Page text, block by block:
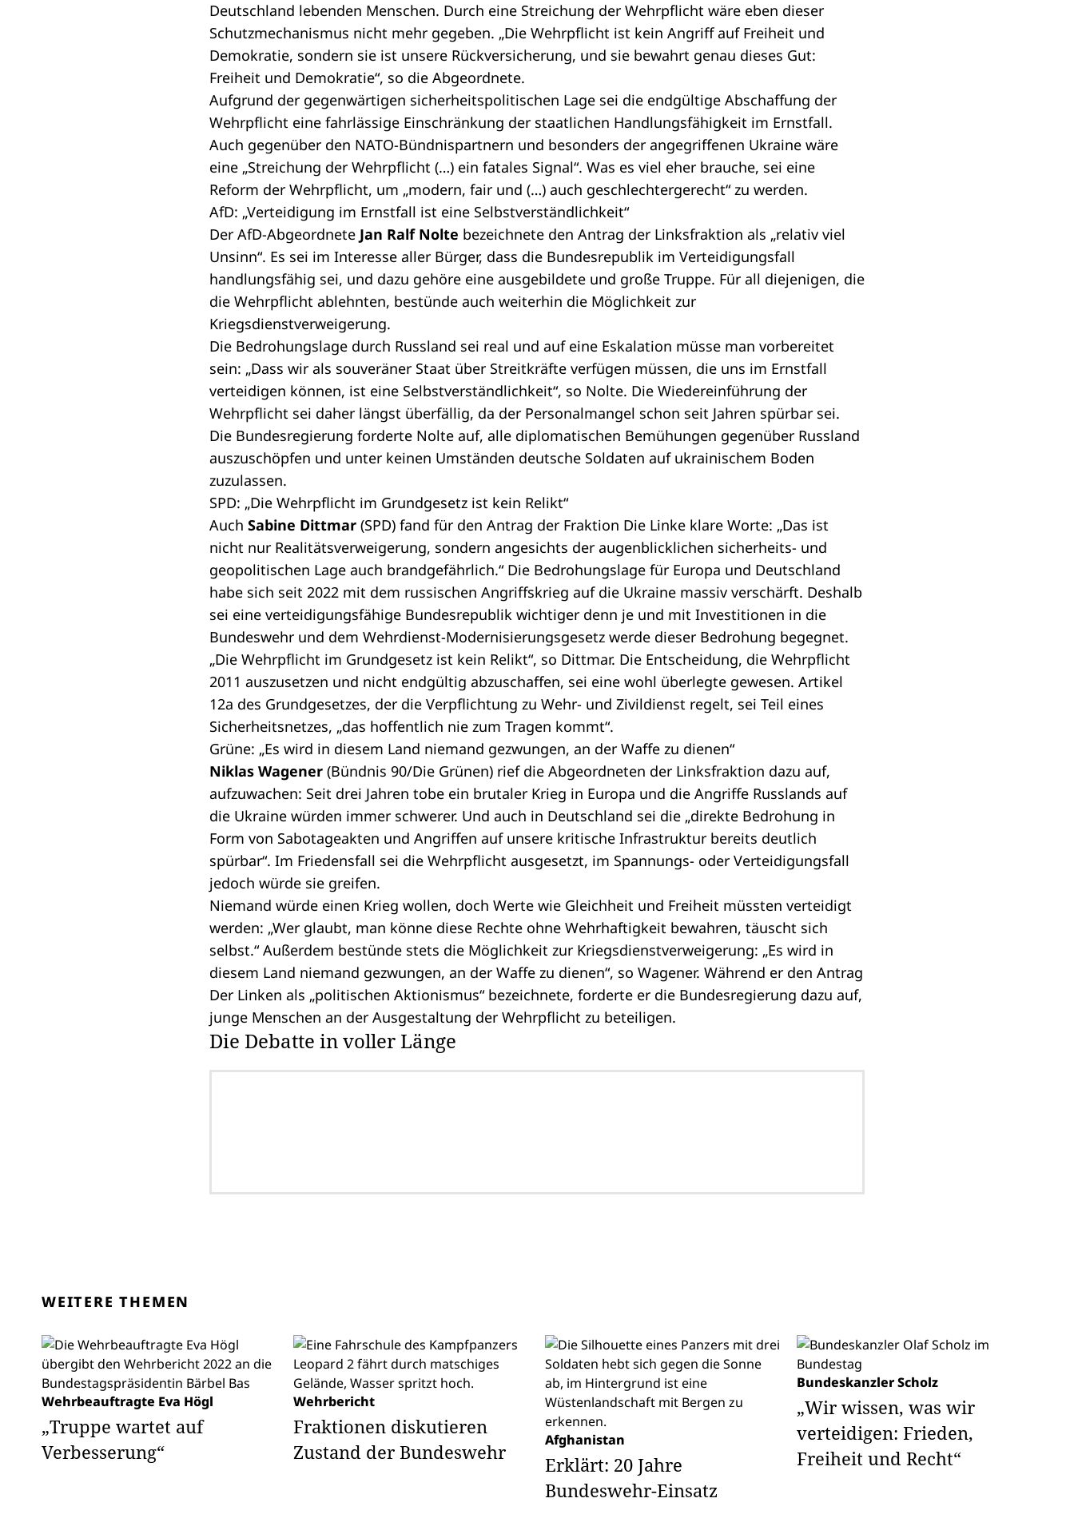
Deutschland lebenden Menschen. Durch eine Streichung der Wehrpflicht wäre eben dieser
Schutzmechanismus nicht mehr gegeben. „Die Wehrpflicht ist kein Angriff auf Freiheit und
Demokratie, sondern sie ist unsere Rückversicherung, und sie bewahrt genau dieses Gut:
Freiheit und Demokratie“, so die Abgeordnete.
Aufgrund der gegenwärtigen sicherheitspolitischen Lage sei die endgültige Abschaffung der
Wehrpflicht eine fahrlässige Einschränkung der staatlichen Handlungsfähigkeit im Ernstfall.
Auch gegenüber den NATO-Bündnispartnern und besonders der angegriffenen Ukraine wäre
eine „Streichung der Wehrpflicht (…) ein fatales Signal“. Was es viel eher brauche, sei eine
Reform der Wehrpflicht, um „modern, fair und (…) auch geschlechtergerecht“ zu werden.
AfD: „Verteidigung im Ernstfall ist eine Selbstverständlichkeit“
Der AfD-Abgeordnete Jan Ralf Nolte bezeichnete den Antrag der Linksfraktion als „relativ viel
Unsinn“. Es sei im Interesse aller Bürger, dass die Bundesrepublik im Verteidigungsfall
handlungsfähig sei, und dazu gehöre eine ausgebildete und große Truppe. Für all diejenigen, die
die Wehrpflicht ablehnten, bestünde auch weiterhin die Möglichkeit zur
Kriegsdienstverweigerung.
Die Bedrohungslage durch Russland sei real und auf eine Eskalation müsse man vorbereitet
sein: „Dass wir als souveräner Staat über Streitkräfte verfügen müssen, die uns im Ernstfall
verteidigen können, ist eine Selbstverständlichkeit“, so Nolte. Die Wiedereinführung der
Wehrpflicht sei daher längst überfällig, da der Personalmangel schon seit Jahren spürbar sei.
Die Bundesregierung forderte Nolte auf, alle diplomatischen Bemühungen gegenüber Russland
auszuschöpfen und unter keinen Umständen deutsche Soldaten auf ukrainischem Boden
zuzulassen.
SPD: „Die Wehrpflicht im Grundgesetz ist kein Relikt“
Auch Sabine Dittmar (SPD) fand für den Antrag der Fraktion Die Linke klare Worte: „Das ist
nicht nur Realitätsverweigerung, sondern angesichts der augenblicklichen sicherheits- und
geopolitischen Lage auch brandgefährlich.“ Die Bedrohungslage für Europa und Deutschland
habe sich seit 2022 mit dem russischen Angriffskrieg auf die Ukraine massiv verschärft. Deshalb
sei eine verteidigungsfähige Bundesrepublik wichtiger denn je und mit Investitionen in die
Bundeswehr und dem Wehrdienst-Modernisierungsgesetz werde dieser Bedrohung begegnet.
„Die Wehrpflicht im Grundgesetz ist kein Relikt“, so Dittmar. Die Entscheidung, die Wehrpflicht
2011 auszusetzen und nicht endgültig abzuschaffen, sei eine wohl überlegte gewesen. Artikel
12a des Grundgesetzes, der die Verpflichtung zu Wehr- und Zivildienst regelt, sei Teil eines
Sicherheitsnetzes, „das hoffentlich nie zum Tragen kommt“.
Grüne: „Es wird in diesem Land niemand gezwungen, an der Waffe zu dienen“
Niklas Wagener (Bündnis 90/Die Grünen) rief die Abgeordneten der Linksfraktion dazu auf,
aufzuwachen: Seit drei Jahren tobe ein brutaler Krieg in Europa und die Angriffe Russlands auf
die Ukraine würden immer schwerer. Und auch in Deutschland sei die „direkte Bedrohung in
Form von Sabotageakten und Angriffen auf unsere kritische Infrastruktur bereits deutlich
spürbar“. Im Friedensfall sei die Wehrpflicht ausgesetzt, im Spannungs- oder Verteidigungsfall
jedoch würde sie greifen.
Niemand würde einen Krieg wollen, doch Werte wie Gleichheit und Freiheit müssten verteidigt
werden: „Wer glaubt, man könne diese Rechte ohne Wehrhaftigkeit bewahren, täuscht sich
selbst.“ Außerdem bestünde stets die Möglichkeit zur Kriegsdienstverweigerung: „Es wird in
diesem Land niemand gezwungen, an der Waffe zu dienen“, so Wagener. Während er den Antrag
Der Linken als „politischen Aktionismus“ bezeichnete, forderte er die Bundesregierung dazu auf,
junge Menschen an der Ausgestaltung der Wehrpflicht zu beteiligen.
Die Debatte in voller Länge
WEITERE THEMEN
Wehrbeauftragte Eva Högl
„Truppe wartet auf
Verbesserung“
Wehrbericht
Fraktionen diskutieren
Zustand der Bundeswehr
Afghanistan
Erklärt: 20 Jahre
Bundeswehr-Einsatz
Bundeskanzler Scholz
„Wir wissen, was wir
verteidigen: Frieden,
Freiheit und Recht“